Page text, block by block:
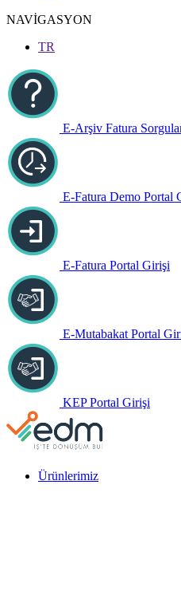
NAVİGASYON
TR
E-Arşiv Fatura
E-Fatura Demo Portal
E-Fatura Portal Girişi
E-Mutabakat Portal
KEP Portal Girişi
Ürünlerimiz